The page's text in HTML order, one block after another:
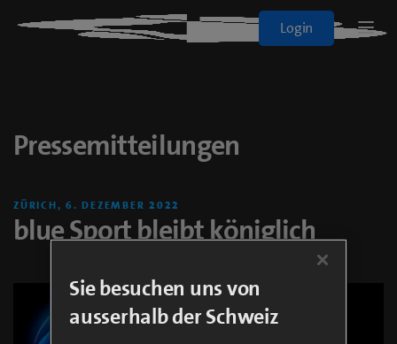
Blue+
Login
Filme & Serien
On Demand
blueTV
Pressemitteilungen
ZÜRICH, 6. DEZEMBER 2022
blue Sport bleibt königlich
Sie besuchen uns von
ausserhalb der Schweiz